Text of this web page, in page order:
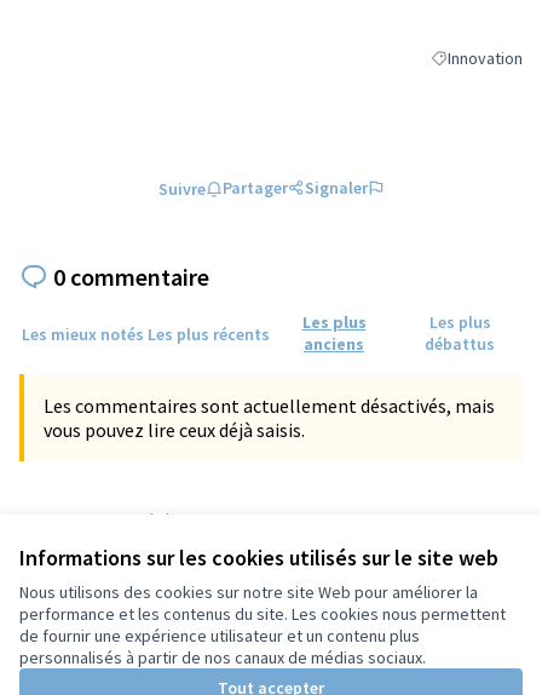
Informations sur les cookies utilisés sur le site web
Nous utilisons des cookies sur notre site Web pour améliorer la
performance et les contenus du site. Les cookies nous permettent
de fournir une expérience utilisateur et un contenu plus
personnalisés à partir de nos canaux de médias sociaux.
Tout accepter
Filtrer les
Innovation
Suivre Partager Signaler
0 commentaire
Les mieux notés Les plus récents
Les plus
anciens
Les plus
débattus
Les commentaires sont actuellement désactivés, mais
vous pouvez lire ceux déjà saisis.
Référence : tours-PROP-2024-11-1563
Vérifiez l'empreinte numérique
Conditions d'utilisation
Paramètres des cookies